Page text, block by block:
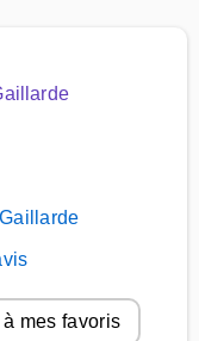
mes favoris